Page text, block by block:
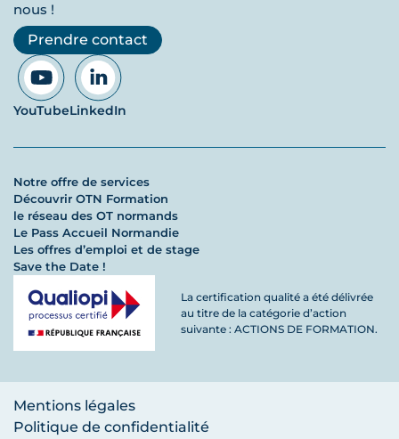
nous !
Prendre contact
YouTubeLinkedIn
Notre offre de services
Découvrir OTN Formation
le réseau des OT normands
Le Pass Accueil Normandie
Les offres d’emploi et de stage
Save the Date !
La certification qualité a été délivrée
au titre de la catégorie d’action
suivante : ACTIONS DE FORMATION.
Mentions légales
Politique de confidentialité